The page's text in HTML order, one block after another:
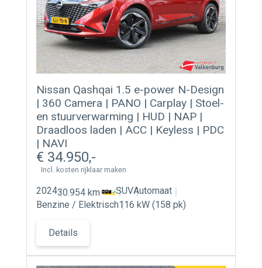
Nissan Qashqai 1.5 e-power N-Design
| 360 Camera | PANO | Carplay | Stoel-
en stuurverwarming | HUD | NAP |
Draadloos laden | ACC | Keyless | PDC
| NAVI
34.950
Incl. kosten rijklaar maken
202430.954 km SUVAutomaat
Benzine / Elektrisch116 kW (158 pk)
Details